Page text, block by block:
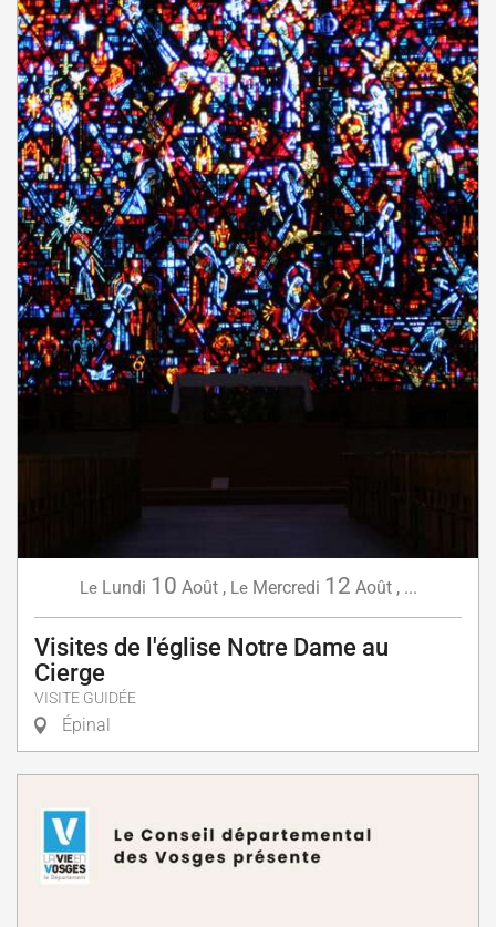
Le Lundi 10 Août, Le Mercredi 12 Août, ...
Visites de l'église Notre Dame au
Cierge
VISITE GUIDÉE
Épinal